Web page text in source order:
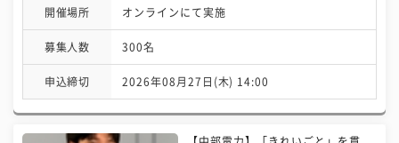
開催場所 オンラインにて実施
募集人数 300名
申込締切 2026年08月27日(木) 14:00
【中部電力】「きれいごと」を貫